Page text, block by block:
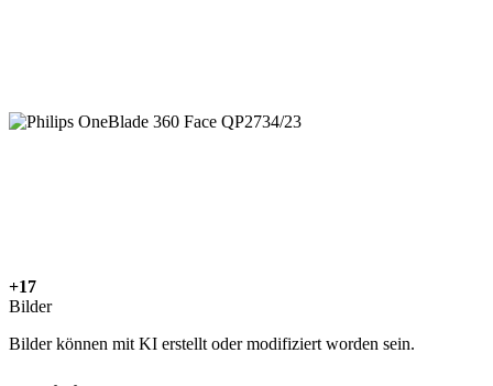
+17
Bilder
Bilder können mit KI erstellt oder modifiziert worden sein.